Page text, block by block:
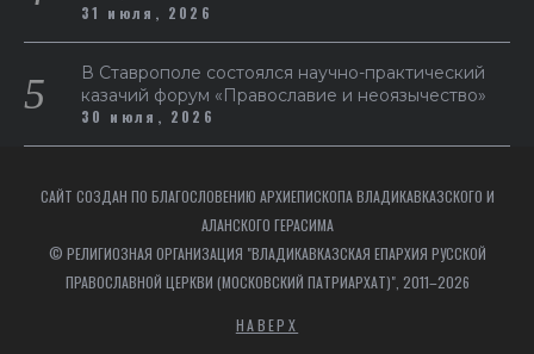
31 июля, 2026
В Ставрополе состоялся научно-практический
казачий форум «Православие и неоязычество»
30 июля, 2026
САЙТ СОЗДАН ПО БЛАГОСЛОВЕНИЮ АРХИЕПИСКОПА ВЛАДИКАВКАЗСКОГО И
АЛАНСКОГО ГЕРАСИМА
© РЕЛИГИОЗНАЯ ОРГАНИЗАЦИЯ "ВЛАДИКАВКАЗСКАЯ ЕПАРХИЯ РУССКОЙ
ПРАВОСЛАВНОЙ ЦЕРКВИ (МОСКОВСКИЙ ПАТРИАРХАТ)", 2011–2026
НАВЕРХ